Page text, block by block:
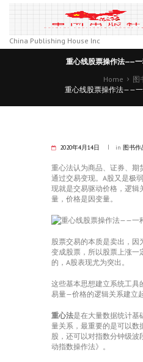
China Publishing House Inc
重心线股票操作法——
Home
图
重心线股票操作法——
2020年4月14日 in 图书作
重心法认为商品、证券、期
通过交易变现。A股又是极
现就是交易驱动价格，逻辑
量，价格是因变量。
股票交易的本质是卖出，因
变成股票，所以股票上涨一
的，A股表现尤为突出。
这些基本思想建立系统工具
易量—价格的逻辑关系建立
重心法是在大量数据统计基
量关系，最重要的是可以数
股，还可以对指数分钟级
动指数操作法》。